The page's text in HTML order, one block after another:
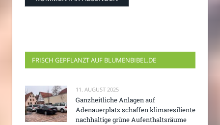
FRISCH GEPFLANZT AUF BLUMENBIBEL.DE
11. AUGUST 2025
Ganzheitliche Anlagen auf
Adenauerplatz schaffen klimaresiliente
nachhaltige grüne Aufenthaltsräume